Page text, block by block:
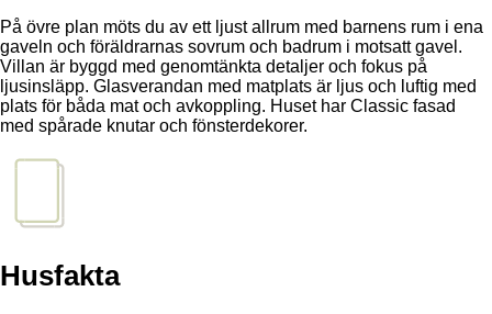
På övre plan möts du av ett ljust allrum med barnens rum i ena
gaveln och föräldrarnas sovrum och badrum i motsatt gavel.
Villan är byggd med genomtänkta detaljer och fokus på
ljusinsläpp. Glasverandan med matplats är ljus och luftig med
plats för båda mat och avkoppling. Huset har Classic fasad
med spårade knutar och fönsterdekorer.
Husfakta